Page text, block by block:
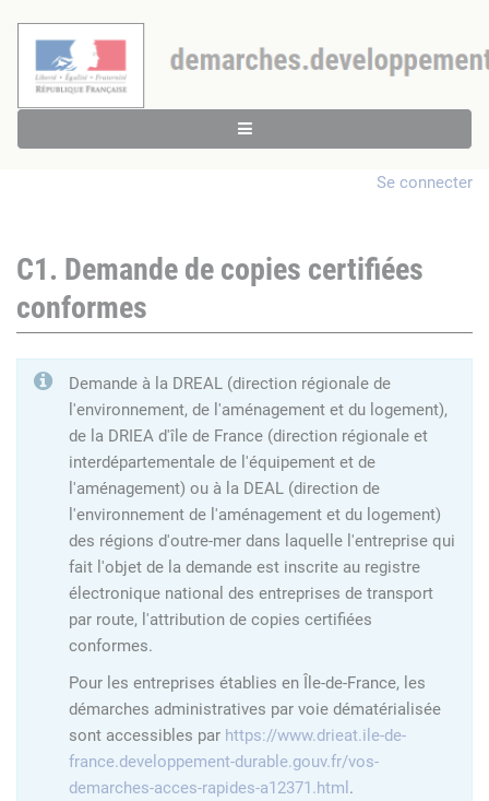
Se connecter
C1. Demande de copies certifiées
conformes
Demande à la DREAL (direction régionale de
l'environnement, de l'aménagement et du logement),
de la DRIEA d'île de France (direction régionale et
interdépartementale de l'équipement et de
l'aménagement) ou à la DEAL (direction de
l'environnement de l'aménagement et du logement)
des régions d'outre-mer dans laquelle l'entreprise qui
fait l'objet de la demande est inscrite au registre
électronique national des entreprises de transport
par route, l'attribution de copies certifiées
conformes.
Pour les entreprises établies en Île-de-France, les
démarches administratives par voie dématérialisée
sont accessibles par https://www.drieat.ile-de-
france.developpement-durable.gouv.fr/vos-
demarches-acces-rapides-a12371.html .